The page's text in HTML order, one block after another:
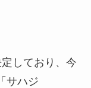
しており、今
サハジ